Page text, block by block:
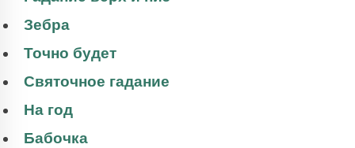
Зебра
Точно будет
Святочное гадание
На год
Бабочка